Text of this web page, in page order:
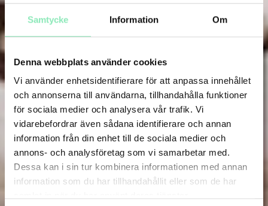
Samtycke Information Om
Denna webbplats använder cookies
Vi använder enhetsidentifierare för att anpassa innehållet
och annonserna till användarna, tillhandahålla funktioner
för sociala medier och analysera vår trafik. Vi
vidarebefordrar även sådana identifierare och annan
information från din enhet till de sociala medier och
annons- och analysföretag som vi samarbetar med.
Dessa kan i sin tur kombinera informationen med annan
information som du har tillhandahållit eller som de har